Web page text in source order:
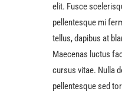
elit. Fusce
pellentesque mi
tellus, dapibus at
Maecenas luctus
cursus vitae. Nulla
pellentesque sed